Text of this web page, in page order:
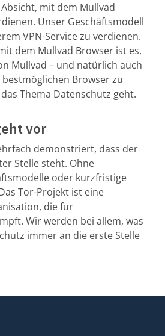
mit dem Mullvad
Unser Geschäftsmodell
VPN-Service zu verdienen.
dem Mullvad Browser ist es,
Mullvad – und natürlich auch
Browser zu
Thema Datenschutz geht.
vor
demonstriert, dass der
Stelle steht. Ohne
oder kurzfristige
Tor-Projekt ist eine
die für
Wir werden bei allem, was
immer an die erste Stelle